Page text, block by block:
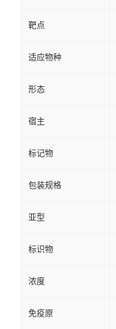
靶点
适应物种
形态
宿主
标记物
包装规格
亚型
标识物
浓度
免疫原